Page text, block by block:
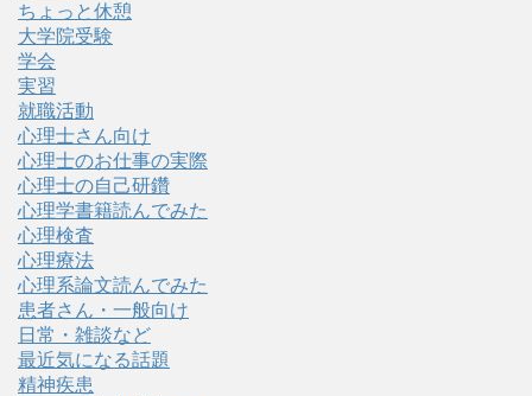
ちょっと休憩
大学院受験
学会
実習
就職活動
心理士さん向け
心理士のお仕事の実際
心理士の自己研鑽
心理学書籍読んでみた
心理検査
心理療法
心理系論文読んでみた
患者さん・一般向け
日常・雑談など
最近気になる話題
精神疾患